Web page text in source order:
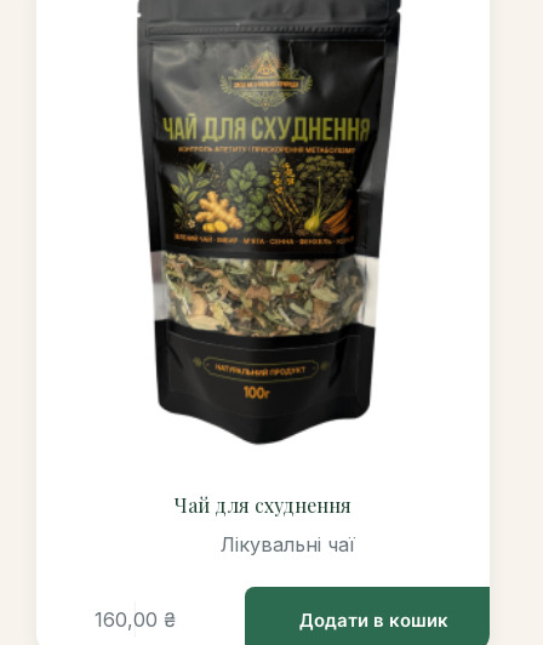
Чай для схуднення
Лікувальні чаї
160,00 ₴ Додати в кошик